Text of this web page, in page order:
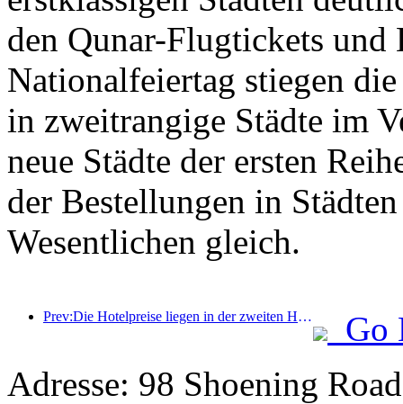
den Qunar-Flugtickets und
Nationalfeiertag stiegen
in zweitrangige Städte im
neue Städte der ersten
der Bestellungen in
Wesentlichen gleich.
Prev:Die Hotelpreise liegen in der zweiten Hälfte des Nationalfeiertags auf Feiertagstiefstständen
Go
Adresse: 98 Shoening